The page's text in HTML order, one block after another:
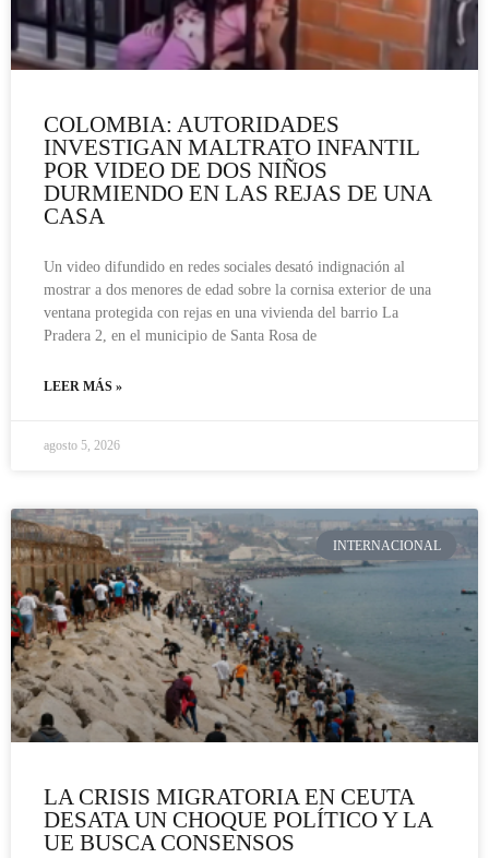
COLOMBIA: AUTORIDADES
INVESTIGAN MALTRATO INFANTIL
POR VIDEO DE DOS NIÑOS
DURMIENDO EN LAS REJAS DE UNA
CASA
Un video difundido en redes sociales desató indignación al
mostrar a dos menores de edad sobre la cornisa exterior de una
ventana protegida con rejas en una vivienda del barrio La
Pradera 2, en el municipio de Santa Rosa de
LEER MÁS »
agosto 5, 2026
INTERNACIONAL
LA CRISIS MIGRATORIA EN CEUTA
DESATA UN CHOQUE POLÍTICO Y LA
UE BUSCA CONSENSOS